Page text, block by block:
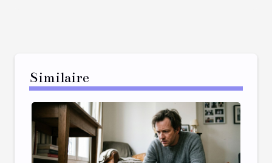
Similaire